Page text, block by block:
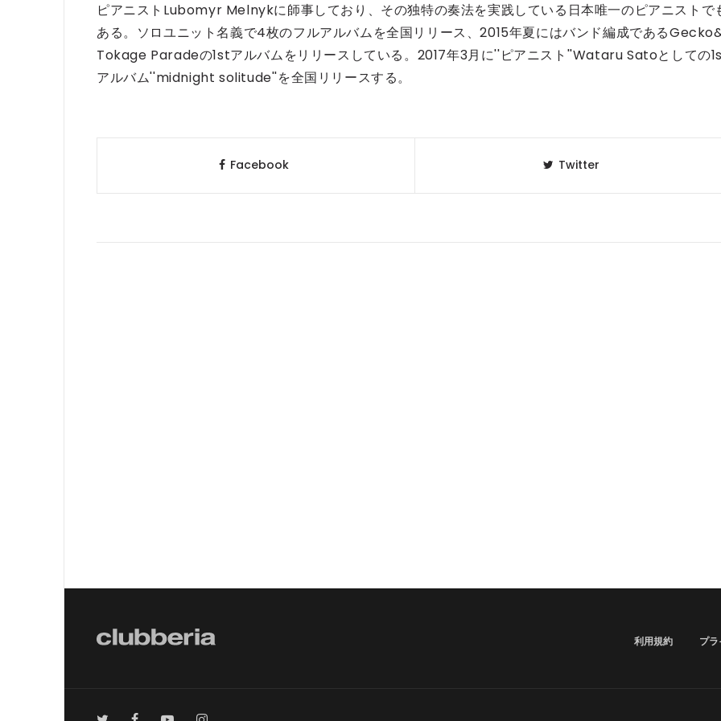
ピアニストLubomyr Melnykに師事しており、その独特の奏法を実践している日本唯一のピアニストで
ある。ソロユニット名義で4枚のフルアルバムを全国リリース、2015年夏にはバンド編成である
Tokage Paradeの1stアルバムをリリースしている。2017年3月に''ピアニスト''Wataru Satoとしての
アルバム''midnight solitude''を全国リリースする。
Facebook Twitter
利用規約 プ